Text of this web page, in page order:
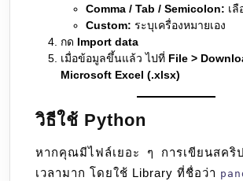
Comma / Tab / Semicolon: เลื
Custom: ระบุเครื่องหมายเอง
กด Import data
เมื่อข้อมูลขึ้นแล้ว ไปที่ File >
Microsoft Excel (.xlsx)
วิธีใช้ Python
หากคุณมีไฟล์เยอะ ๆ การเขียนสคริ
เวลามาก โดยใช้ Library ที่ชื่อว่า